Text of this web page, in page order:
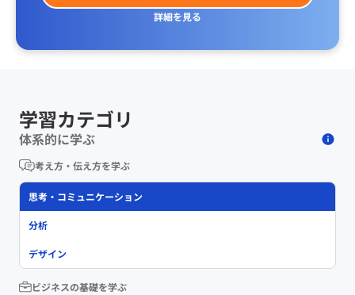
詳細を見る
学習カテゴリ
体系的に学ぶ
考え方・伝え方を学ぶ
思考・コミュニケーション
分析
デザイン
ビジネスの基礎を学ぶ